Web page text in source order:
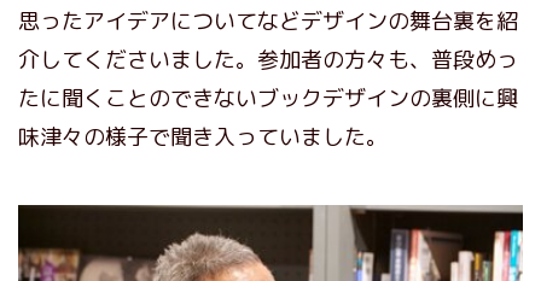
思ったアイデアについてなどデザインの舞台裏を紹
介してくださいました。参加者の方々も、普段めっ
たに聞くことのできないブックデザインの裏側に興
味津々の様子で聞き入っていました。